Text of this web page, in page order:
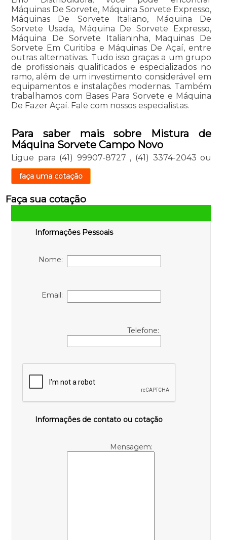
Máquinas De Sorvete, Máquina Sorvete Expresso,
Máquinas De Sorvete Italiano, Máquina De
Sorvete Usada, Máquina De Sorvete Expresso,
Máquina De Sorvete Italianinha, Maquinas De
Sorvete Em Curitiba e Máquinas De Açaí, entre
outras alternativas. Tudo isso graças a um grupo
de profissionais qualificados e especializados no
ramo, além de um investimento considerável em
equipamentos e instalações modernas. Também
trabalhamos com Bases Para Sorvete e Máquina
De Fazer Açaí. Fale com nossos especialistas.
Para saber mais sobre Mistura de
Máquina Sorvete Campo Novo
Ligue para (41) 99907-8727 , (41) 3374-2043 ou
faça uma cotação
Faça sua cotação
Informações Pessoais
Nome:
Email:
Telefone:
Informações de contato ou cotação
Mensagem: